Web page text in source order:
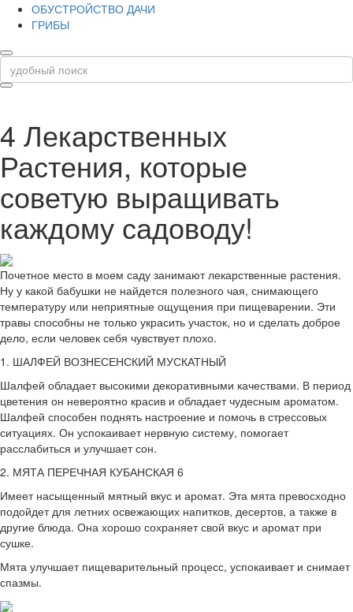
ОБУСТРОЙСТВО ДАЧИ
ГРИБЫ
4 Лекарственных
Растения, которые
советую выращивать
каждому садоводу!
Почетное место в моем саду занимают лекарственные растения.
Ну у какой бабушки не найдется полезного чая, снимающего
температуру или неприятные ощущения при пищеварении. Эти
травы способны не только украсить участок, но и сделать доброе
дело, если человек себя чувствует плохо.
1. ШАЛФЕЙ ВОЗНЕСЕНСКИЙ МУСКАТНЫЙ
Шалфей обладает высокими декоративными качествами. В период
цветения он невероятно красив и обладает чудесным ароматом.
Шалфей способен поднять настроение и помочь в стрессовых
ситуациях. Он успокаивает нервную систему, помогает
расслабиться и улучшает сон.
2. МЯТА ПЕРЕЧНАЯ КУБАНСКАЯ 6
Имеет насыщенный мятный вкус и аромат. Эта мята превосходно
подойдет для летних освежающих напитков, десертов, а также в
другие блюда. Она хорошо сохраняет свой вкус и аромат при
сушке.
Мята улучшает пищеварительный процесс, успокаивает и снимает
спазмы.